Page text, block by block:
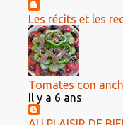
Les récits et les
Tomates con
Il y a 6 ans